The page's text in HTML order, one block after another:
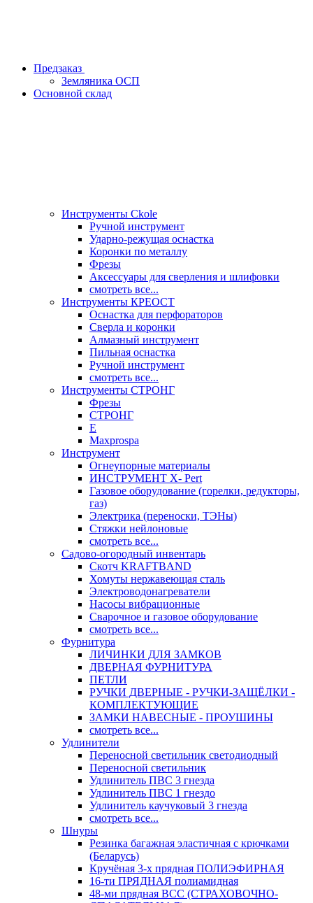
Предзаказ
Земляника ОСП
Основной склад
Инструменты Ckole
Ручной инструмент
Ударно‑режущая оснастка
Коронки по металлу
Фрезы
Аксессуары для сверления и шлифовки
смотреть все...
Инструменты КРЕОСТ
Оснастка для перфораторов
Сверла и коронки
Алмазный инструмент
Пильная оснастка
Ручной инструмент
смотреть все...
Инструменты СТРОНГ
Фрезы
СТРОНГ
Е
Maxprospa
Инструмент
Огнеупорные материалы
ИНСТРУМЕНТ X- Pert
Газовое оборудование (горелки, редукторы,
газ)
Электрика (переноски, ТЭНы)
Стяжки нейлоновые
смотреть все...
Садово-огородный инвентарь
Скотч KRAFTBAND
Хомуты нержавеющая сталь
Электроводонагреватели
Насосы вибрационные
Сварочное и газовое оборудование
смотреть все...
Фурнитура
ЛИЧИНКИ ДЛЯ ЗАМКОВ
ДВЕРНАЯ ФУРНИТУРА
ПЕТЛИ
РУЧКИ ДВЕРНЫЕ - РУЧКИ-ЗАЩЁЛКИ -
КОМПЛЕКТУЮЩИЕ
ЗАМКИ НАВЕСНЫЕ - ПРОУШИНЫ
смотреть все...
Удлинители
Переносной светильник светодиодный
Переносной светильник
Удлинитель ПВС 3 гнезда
Удлинитель ПВС 1 гнездо
Удлинитель каучуковый 3 гнезда
смотреть все...
Шнуры
Резинка багажная эластичная с крючками
(Беларусь)
Кручёная 3-х прядная ПОЛИЭФИРНАЯ
16-ти ПРЯДНАЯ полиамидная
48-ми прядная ВСС (СТРАХОВОЧНО-